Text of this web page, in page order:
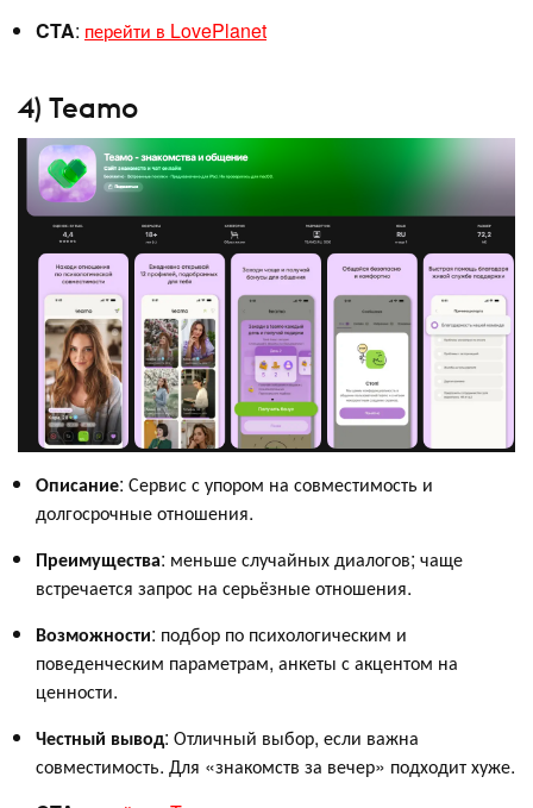
CTA: перейти в LovePlanet
4) Teamo
Описание: Сервис с упором на совместимость и
долгосрочные отношения.
Преимущества: меньше случайных диалогов; чаще
встречается запрос на серьёзные отношения.
Возможности: подбор по психологическим и
поведенческим параметрам, анкеты с акцентом на
ценности.
Честный вывод: Отличный выбор, если важна
совместимость. Для «знакомств за вечер» подходит хуже.